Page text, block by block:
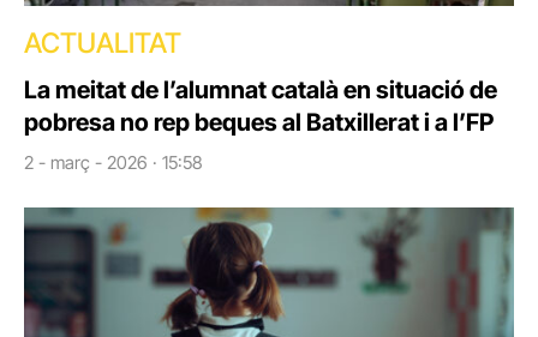
ACTUALITAT
La meitat de l’alumnat català en situació de
pobresa no rep beques al Batxillerat i a l’FP
2 - març - 2026 · 15:58